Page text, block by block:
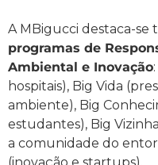
A MBigucci destaca-se
programas de
Ambiental e Inovação
hospitais), Big Vida
ambiente), Big
estudantes), Big
a comunidade do